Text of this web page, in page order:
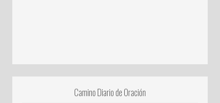
Camino Diario de Oración